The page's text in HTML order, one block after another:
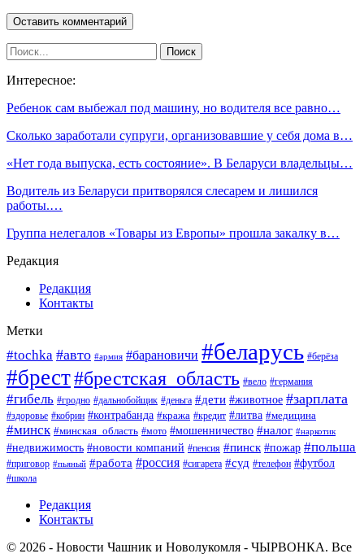
Интересное:
Ребенок сам выбежал под машину, но водителя все равно…
Сколько заработали супруги, организовавшие у себя дома в…
«Нет года выпуска, есть состояние». В Беларуси владельцы…
Водитель из Беларуси притворялся слесарем и лишился
работы.…
Группа нелегалов «Товары из Европы» прошла закалку в…
Редакция
Редакция
Контакты
Метки
#tochka #авто #армия #барановичи #беларусь #берёза
#брест#брестская_область #вело #германия
#гибель #гродно #дальнобойщик #деньга #дети #животное #зарплата
#здоровье #кобрин #контрабанда #кража #кредит #литва #медицина
#минск #минская_область #мото #мошенничество #налог #наркотик
#недвижимость #новости компаний #пенсия #пинск #пожар #польша
#приговор #пьяный #работа #россия #сигарета #суд #телефон #футбол
#школа
Редакция
Контакты
© 2026 - Новости Чашник и Новолукомля - ЧЫРВОНКА. Все